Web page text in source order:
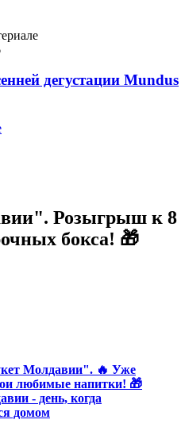
дегустации Mundus
Розыгрыш к 8
бокса! 🎁
Молдавии". 🔥 Уже
любимые напитки! 🎁
- день, когда
домом